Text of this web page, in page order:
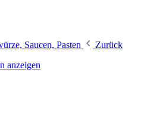
Saucen, Pasten
Zurück
anzeigen